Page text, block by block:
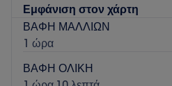
Εμφάνιση στον χάρτη
ΒΑΦΗ ΜΑΛΛΙΩΝ
1 ώρα
ΒΑΦΗ ΟΛΙΚΗ